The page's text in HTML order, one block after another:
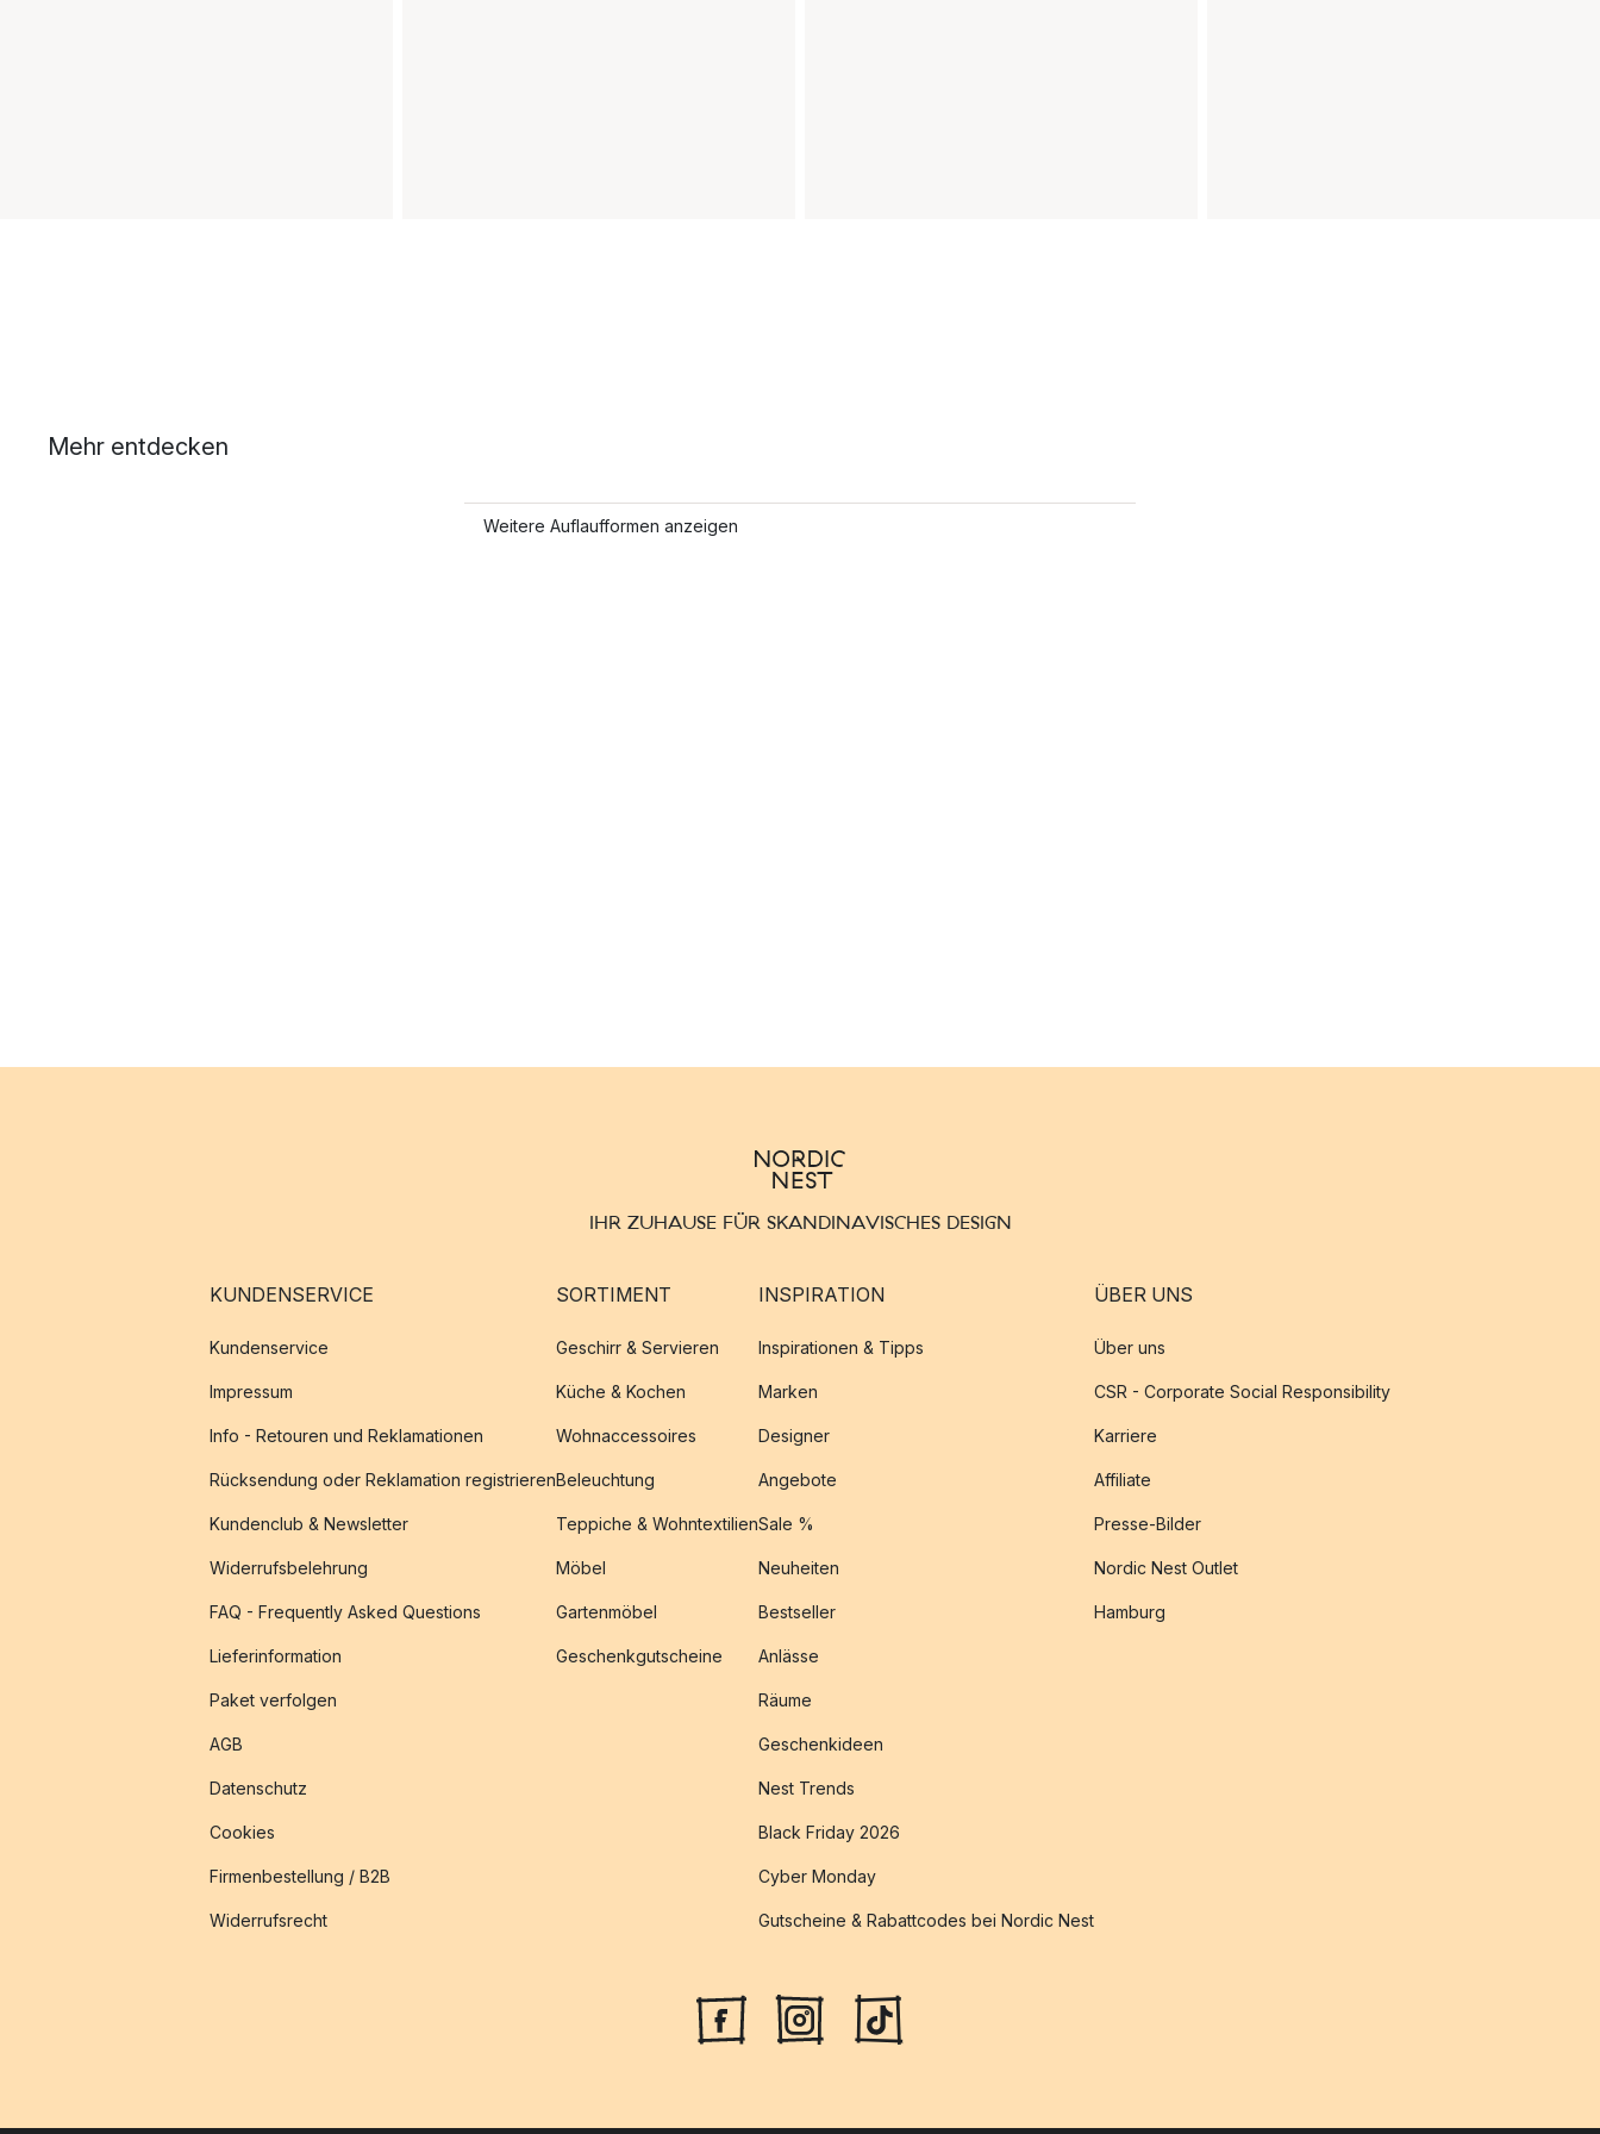
Mehr entdecken
Weitere Auflaufformen anzeigen
IHR ZUHAUSE FÜR SKANDINAVISCHES DESIGN
KUNDENSERVICE
Kundenservice
Impressum
Info - Retouren und Reklamationen
Rücksendung oder Reklamation registrieren
Kundenclub & Newsletter
Widerrufsbelehrung
FAQ - Frequently Asked Questions
Lieferinformation
Paket verfolgen
AGB
Datenschutz
Cookies
Firmenbestellung / B2B
Widerrufsrecht
SORTIMENT
Geschirr & Servieren
Küche & Kochen
Wohnaccessoires
Beleuchtung
Teppiche & Wohntextilien
Möbel
Gartenmöbel
Geschenkgutscheine
INSPIRATION
Inspirationen & Tipps
Marken
Designer
Angebote
Sale %
Neuheiten
Bestseller
Anlässe
Räume
Geschenkideen
Nest Trends
Black Friday 2026
Cyber Monday
Gutscheine & Rabattcodes bei Nordic Nest
ÜBER UNS
Über uns
CSR - Corporate Social Responsibility
Karriere
Affiliate
Presse-Bilder
Nordic Nest Outlet
Hamburg